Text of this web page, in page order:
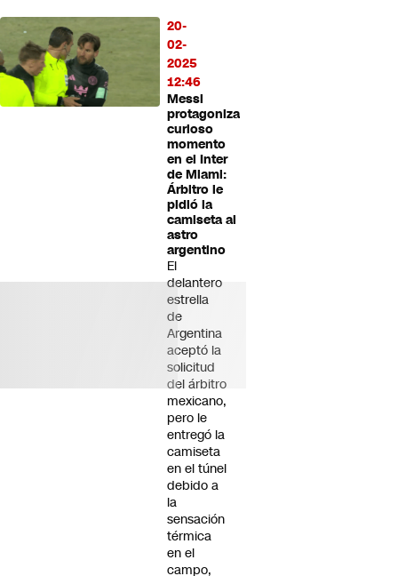
20-
02-
2025
12:46
Messi
protagoniza
curioso
momento
en el Inter
de Miami:
Árbitro le
pidió la
camiseta al
astro
argentino
El
delantero
estrella
de
Argentina
aceptó la
solicitud
del árbitro
mexicano,
pero le
entregó la
camiseta
en el túnel
debido a
la
sensación
térmica
en el
campo,